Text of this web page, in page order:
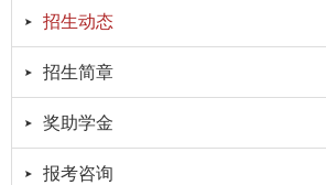
招生动态
招生简章
奖助学金
报考咨询